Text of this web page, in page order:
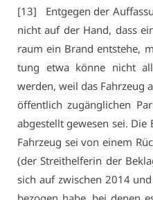
[13] Ent­ge­gen der
nicht auf der Hand, dass
raum ein Brand ent­ste­he,
tung et­wa kön­ne nicht
wer­den, weil das Fahr­zeug
öf­fent­lich zu­gäng­li­chen
ab­ge­stellt ge­we­sen sei.
Fahr­zeug sei von ei­nem
(der Streit­hel­fe­rin der
sich auf zwi­schen 2014